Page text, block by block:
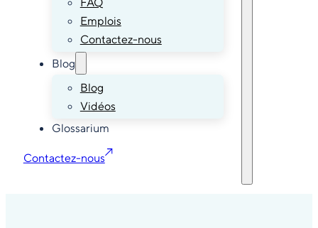
Emplois
Contactez-nous
Blog
Blog
Vidéos
Glossarium
Contactez-nous